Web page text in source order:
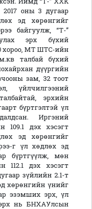
оны 3 дугаар
эд хөрөнгийг
байгуулж, “Т-”
эрх бүхий
хороо, МТ ШТС-ийн
талбай бүхий
дүүргийн
зам, 32 тоот
үйлчилгээний
эрхийн
бүртгэлтэй үл
Иргэний
109.1 дэх хэсэгт
эд хөрөнгийг
г үл хөдлөх эд
бүртгүүлж, мөн
112.1 дэх хэсэгт
зүйлийн 2.1-т
хөрөнгийн үнийг
эзэмших эрх, үл
нь БНХАУлсын